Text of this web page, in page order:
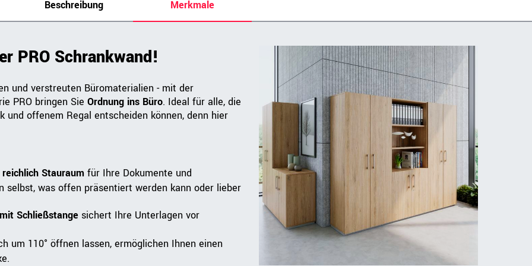
Beschreibung Merkmale
PRO Schrankwand!
und verstreuten Büromaterialien - mit der
PRO bringen Sie Ordnung ins Büro. Ideal für alle, die
offenem Regal entscheiden können, denn hier
reichlich Stauraum für Ihre Dokumente und
selbst, was offen präsentiert werden kann oder lieber
Schließstange sichert Ihre Unterlagen vor
um 110° öffnen lassen, ermöglichen Ihnen einen